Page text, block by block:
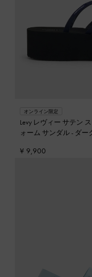
オンライン限定
Levy レヴィー サテン
ォーム サンダル - ダー
¥ 9,900